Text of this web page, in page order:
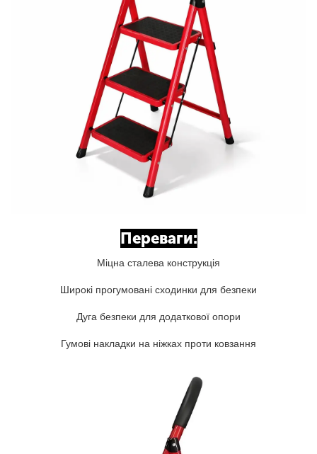
Переваги:
Міцна сталева конструкція
Широкі прогумовані сходинки для безпеки
Дуга безпеки для додаткової опори
Гумові накладки на ніжках проти ковзання